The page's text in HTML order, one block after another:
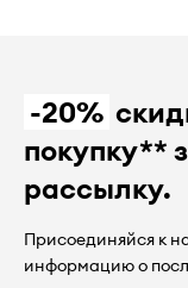
-20%
покупку**
рассылку.
Присоединяйся к
информацию о